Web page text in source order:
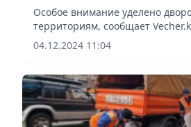
Особое внимание уделено
территориям, сообщает
04.12.2024 11:04